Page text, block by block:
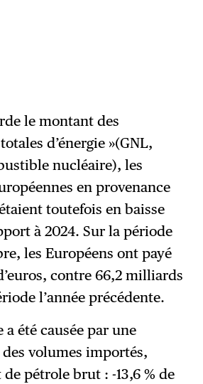
le montant des
d’énergie »(GNL,
nucléaire), les
en provenance
toutefois en baisse
à 2024. Sur la période
les Européens ont payé
contre 66,2 milliards
l’année précédente.
a été causée par une
volumes importés,
pétrole brut : -13,6 % de